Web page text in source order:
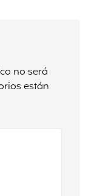
no será
están